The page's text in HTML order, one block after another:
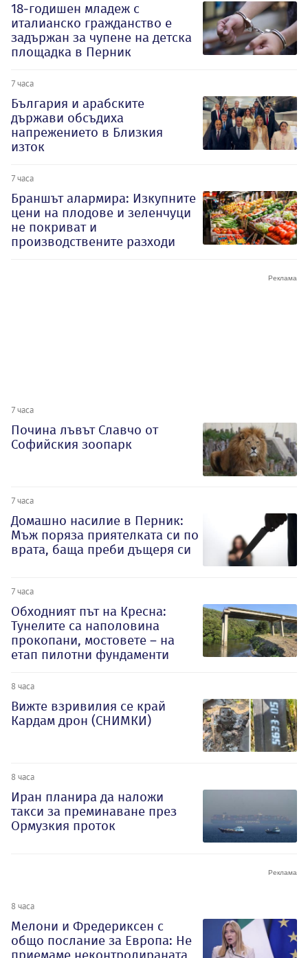
18-годишен младеж с
италианско гражданство е
задържан за чупене на детска
площадка в Перник
7 часа
България и арабските
държави обсъдиха
напрежението в Близкия
изток
7 часа
Браншът алармира: Изкупните
цени на плодове и зеленчуци
не покриват и
производствените разходи
7 часа
Почина лъвът Славчо от
Софийския зоопарк
7 часа
Домашно насилие в Перник:
Мъж поряза приятелката си по
врата, баща преби дъщеря си
7 часа
Обходният път на Кресна:
Тунелите са наполовина
прокопани, мостовете – на
етап пилотни фундаменти
8 часа
Вижте взривилия се край
Кардам дрон (СНИМКИ)
8 часа
Иран планира да наложи
такси за преминаване през
Ормузкия проток
8 часа
Мелони и Фредериксен с
общо послание за Европа: Не
приемаме неконтролираната